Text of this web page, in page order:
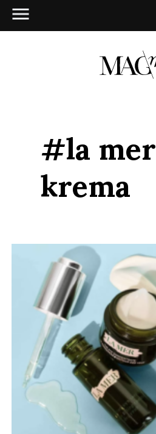
#la mer
krema